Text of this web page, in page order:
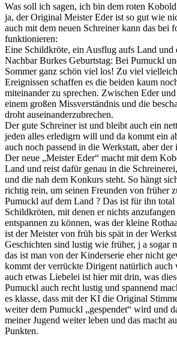
Was soll ich sagen, ich bin dem roten
ja, der Original Meister Eder ist so gut wie
auch mit dem neuen Schreiner kann das bei
funktionieren:
Eine Schildkröte, ein Ausflug aufs Land und
Nachbar Burkes Geburtstag: Bei Pumuckl
Sommer ganz schön viel los! Zu viel
Ereignissen schaffen es die beiden kaum
miteinander zu sprechen. Zwischen Eder
einem großen Missverständnis und die
droht auseinanderzubrechen.
Der gute Schreiner ist und bleibt auch ein
jeden alles erledigrn will und da kommt ein
auch noch passend in die Werkstatt, aber
Der neue „Meister Eder“ macht mit dem
Land und reist dafür genau in die
und die nah dem Konkurs steht. So hängt
richtig rein, um seinen Freunden von früher
Pumuckl auf dem Land ? Das ist für ihn total
Schildkröten, mit denen er nichts
entspannen zu können, was der kleine
ist der Meister von früh bis spät in der
Geschichten sind lustig wie früher, j a sogar
das ist man von der Kinderserie eher nicht
kommt der verrückte Dirigent natürlich auch
auch etwas Liebelei ist hier mit drin, was
Pumuckl auch recht lustig und spannend
es klasse, dass mit der KI die Original
weiter dem Pumuckl „gespendet“ wird und
meiner Jugend weiter leben und das macht
Punkten.